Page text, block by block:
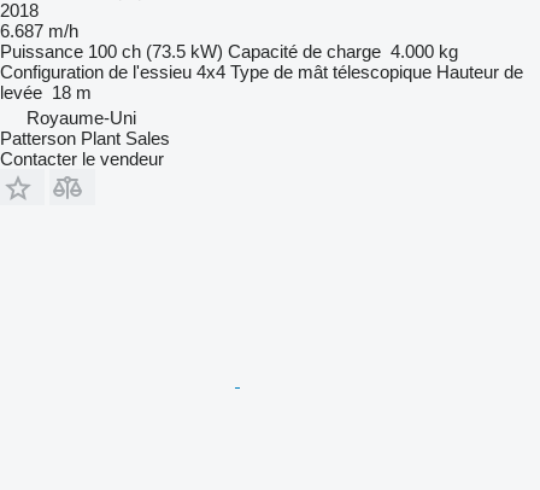
2018
6.687 m/h
Puissance 100 ch (73.5 kW) Capacité de charge 4.000 kg
Configuration de l'essieu 4x4 Type de mât télescopique Hauteur de
levée 18 m
Royaume-Uni
Patterson Plant Sales
Contacter le vendeur